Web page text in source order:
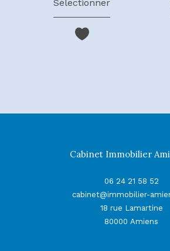
Sélectionner
Cabinet Immobilier
06 24 21 58 52
cabinet@immobilier-
18 rue Lamartine
80000
Amiens